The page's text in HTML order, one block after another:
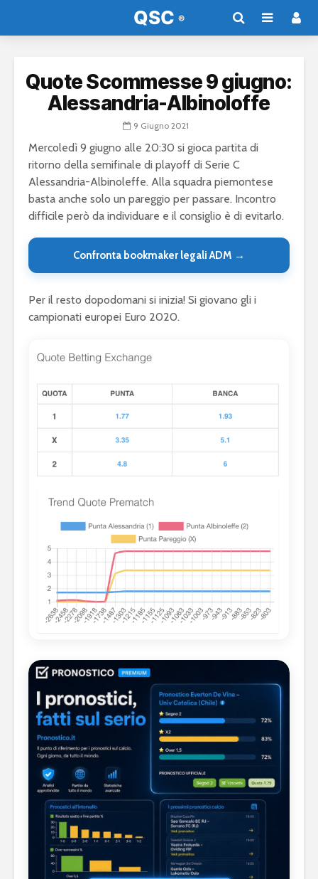
Quote Scommesse 9 giugno:
Alessandria-Albinoloffe
9 Giugno 2021
Mercoledì 9 giugno alle 20:30 si gioca partita di
ritorno della semifinale di playoff di Serie C
Alessandria-Albinoleffe. Alla squadra piemontese
basta anche solo un pareggio per passare. Incontro
difficile però da individuare e il consiglio è di evitarlo.
Confronta bookmaker legali ADM →
Per il resto dopodomani si inizia! Si giovano gli i
campionati europei Euro 2020.